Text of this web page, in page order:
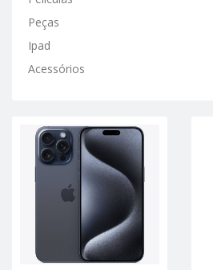
Peças
Ipad
Acessórios